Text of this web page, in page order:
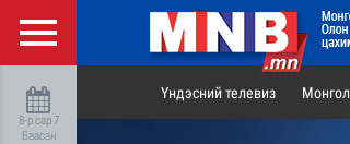
8-р сар 7
Баасан
Үндэсний телевиз